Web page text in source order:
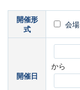
開催形
式
会場
開催日
から